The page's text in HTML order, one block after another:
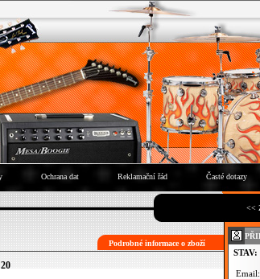
Ochrana dat Reklamační řád Časté dotazy
<<
Podrobné informace o zboží
STAV:
Email: